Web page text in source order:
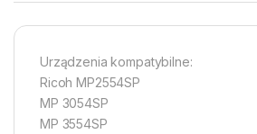
Urządzenia kompatybilne:
Ricoh MP2554SP
MP 3054SP
MP 3554SP